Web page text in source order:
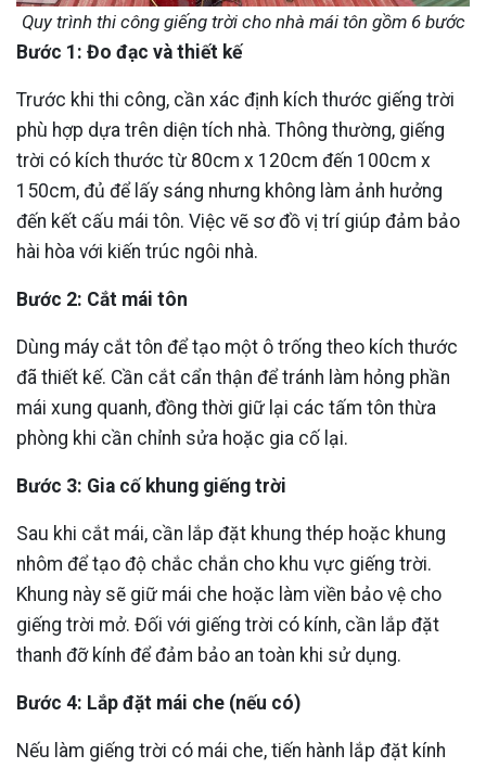
Quy trình thi công giếng trời cho nhà mái tôn gồm 6 bước
Bước 1: Đo đạc và thiết kế
Trước khi thi công, cần xác định kích thước giếng trời
phù hợp dựa trên diện tích nhà. Thông thường, giếng
trời có kích thước từ 80cm x 120cm đến 100cm x
150cm, đủ để lấy sáng nhưng không làm ảnh hưởng
đến kết cấu mái tôn. Việc vẽ sơ đồ vị trí giúp đảm bảo
hài hòa với kiến trúc ngôi nhà.
Bước 2: Cắt mái tôn
Dùng máy cắt tôn để tạo một ô trống theo kích thước
đã thiết kế. Cần cắt cẩn thận để tránh làm hỏng phần
mái xung quanh, đồng thời giữ lại các tấm tôn thừa
phòng khi cần chỉnh sửa hoặc gia cố lại.
Bước 3: Gia cố khung giếng trời
Sau khi cắt mái, cần lắp đặt khung thép hoặc khung
nhôm để tạo độ chắc chắn cho khu vực giếng trời.
Khung này sẽ giữ mái che hoặc làm viền bảo vệ cho
giếng trời mở. Đối với giếng trời có kính, cần lắp đặt
thanh đỡ kính để đảm bảo an toàn khi sử dụng.
Bước 4: Lắp đặt mái che (nếu có)
Nếu làm giếng trời có mái che, tiến hành lắp đặt kính